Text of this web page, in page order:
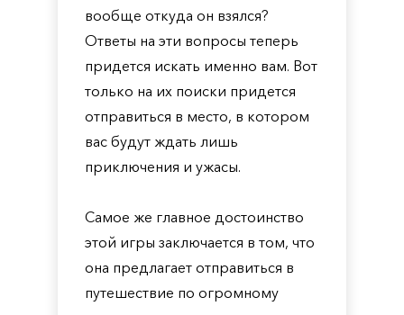
вообще откуда он взялся?
Ответы на эти вопросы теперь
придется искать именно вам. Вот
только на их поиски придется
отправиться в место, в котором
вас будут ждать лишь
приключения и ужасы.
Самое же главное достоинство
этой игры заключается в том, что
она предлагает отправиться в
путешествие по огромному